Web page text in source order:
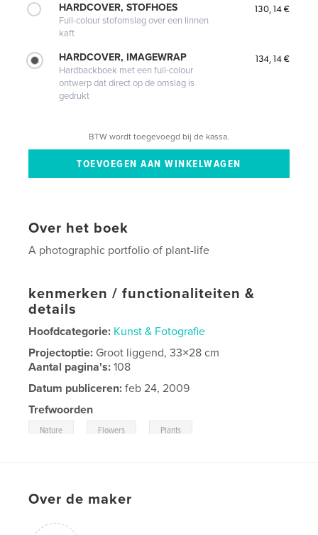
HARDCOVER, STOFHOES
Full-colour stofomslag over een linnen
kaft
130,14 €
HARDCOVER, IMAGEWRAP
Hardbackboek met een full-colour
ontwerp dat direct op de omslag is
gedrukt
134,14 €
BTW wordt toegevoegd bij de kassa.
Over het boek
A photographic portfolio of plant-life
kenmerken / functionaliteiten &
details
Hoofdcategorie: Kunst & Fotografie
Projectoptie: Groot liggend, 33×28 cm
Aantal pagina's:108
Datum publiceren: feb 24, 2009
Trefwoorden
Nature Flowers Plants
Over de maker